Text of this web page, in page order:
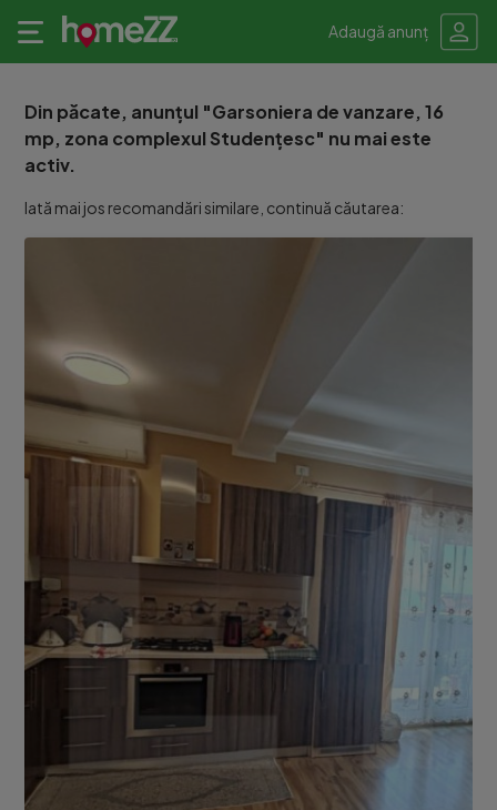
Adaugă anunț
Din păcate, anunțul "Garsoniera de vanzare, 16
mp, zona complexul Studențesc" nu mai este
activ.
Iată mai jos recomandări similare, continuă căutarea: